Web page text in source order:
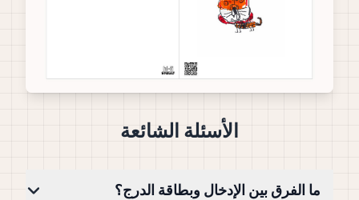
الأسئلة الشائعة
ما الفرق بين الإدخال وبطاقة الدرج؟